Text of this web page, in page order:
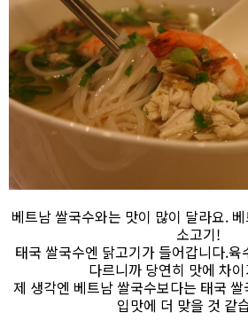
베트남 쌀국수와는 맛이 많이 달라요.
소고기!
태국 쌀국수엔 닭고기가 들어갑니다.
다르니까 당연히 맛에 차
제 생각엔 베트남 쌀국수보다는 태국
입맛에 더 맞을 것 같